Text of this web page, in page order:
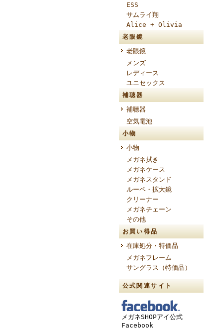
ESS
サムライ翔
Alice + Olivia
老眼鏡
老眼鏡
メンズ
レディース
ユニセックス
補聴器
補聴器
空気電池
小物
小物
メガネ拭き
メガネケース
メガネスタンド
ルーペ・拡大鏡
クリーナー
メガネチェーン
その他
お買い得品
在庫処分・特価品
メガネフレーム
サングラス（特価品）
公式関連サイト
メガネSHOPアイ公式
Facebook